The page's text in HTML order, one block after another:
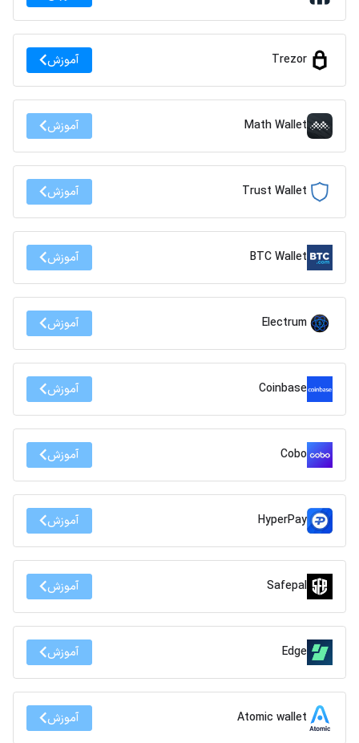
Trezor آموزش
Math Wallet آموزش
Trust Wallet آموزش
BTC Wallet آموزش
Electrum آموزش
Coinbase آموزش
Cobo آموزش
HyperPay آموزش
Safepal آموزش
Edge آموزش
Atomic wallet آموزش